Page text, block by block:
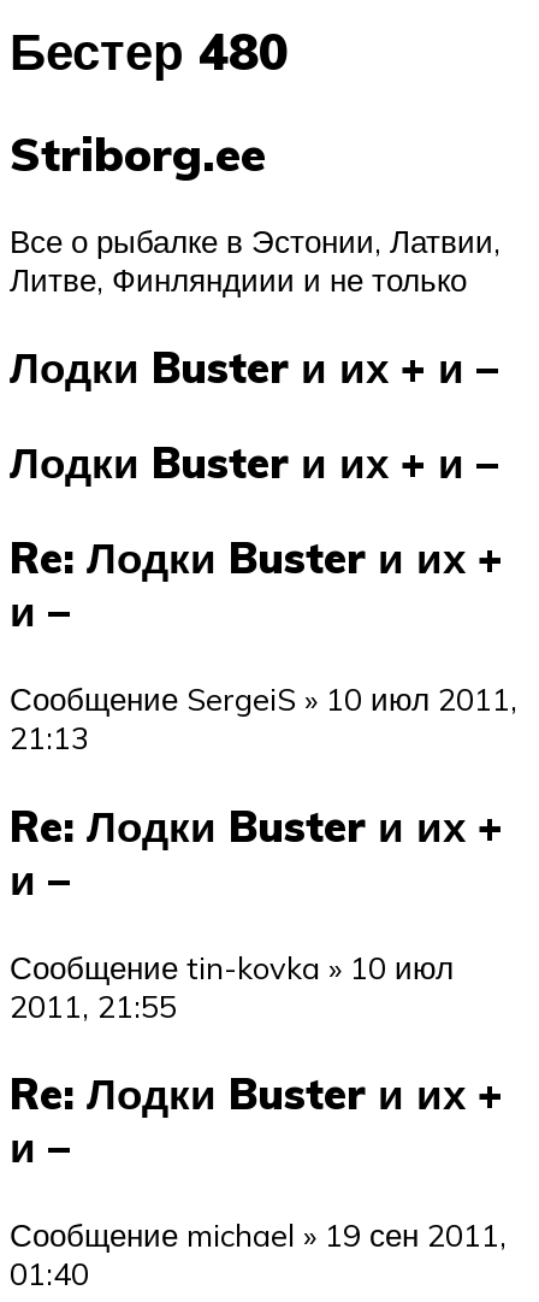
Бестер 480
Striborg.ee
Все о рыбалке в Эстонии, Латвии,
Литве, Финляндиии и не только
Лодки Buster и их + и –
Лодки Buster и их + и –
Re: Лодки Buster и их +
и –
Сообщение SergeiS » 10 июл 2011,
21:13
Re: Лодки Buster и их +
и –
Сообщение tin-kovka » 10 июл
2011, 21:55
Re: Лодки Buster и их +
и –
Сообщение michael » 19 сен 2011,
01:40